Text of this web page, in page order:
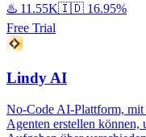
♨️ 11.55K🇮🇩 16.95%
Free Trial
Lindy AI
No-Code AI-Plattform,
Agenten erstellen